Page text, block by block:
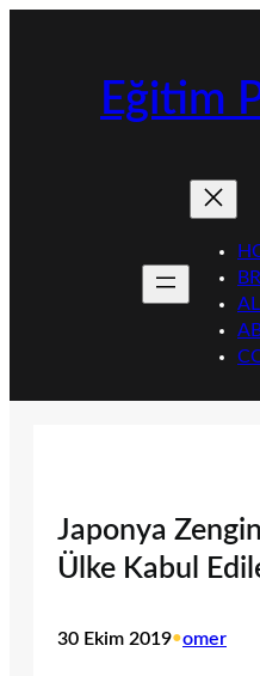
Eğitim
Japonya
Ülke Kabul
30 Ekim 2019•omer